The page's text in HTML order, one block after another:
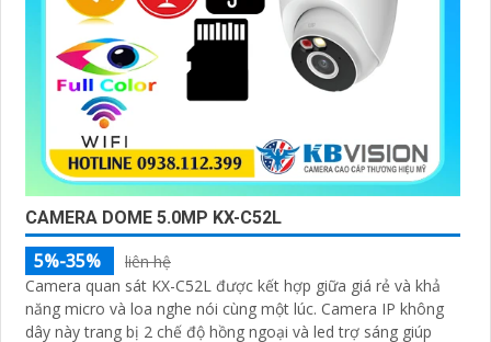
CAMERA DOME 5.0MP KX-C52L
5%-35%
liên hệ
Camera quan sát KX-C52L được kết hợp giữa giá rẻ và khả
năng micro và loa nghe nói cùng một lúc. Camera IP không
dây này trang bị 2 chế độ hồng ngoại và led trợ sáng giúp